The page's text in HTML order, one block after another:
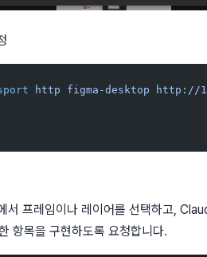
http figma-desktop http://
서 프레임이나 레이어를 선택하고,
항목을 구현하도록 요청합니다.